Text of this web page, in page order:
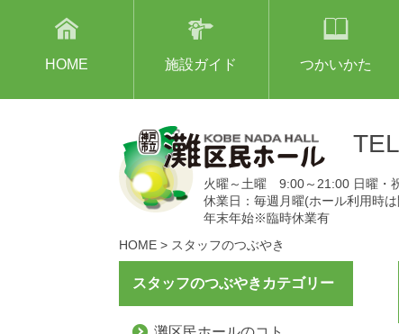
HOME 施設ガイド つかいかた
TEL
火曜～土曜 9:00～21:00 日曜・
休業日：毎週月曜(ホール利用時は
年末年始※臨時休業有
HOME > スタッフのつぶやき
スタッフのつぶやきカテゴリー